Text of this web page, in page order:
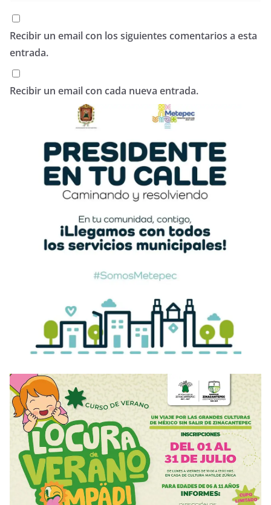
Recibir un email con los siguientes comentarios a esta
entrada.
Recibir un email con cada nueva entrada.